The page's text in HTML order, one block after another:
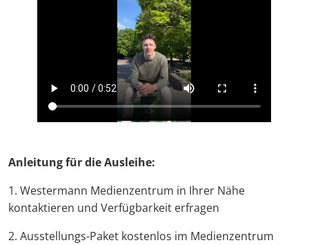
Anleitung für die Ausleihe:
1. Westermann Medienzentrum in Ihrer Nähe
kontaktieren und Verfügbarkeit erfragen
2. Ausstellungs-Paket kostenlos im Medienzentrum